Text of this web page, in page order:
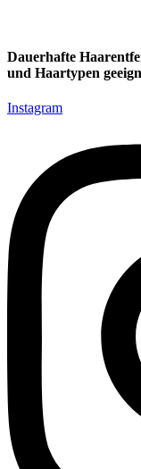
Dauerhafte
und Haartypen
Instagram